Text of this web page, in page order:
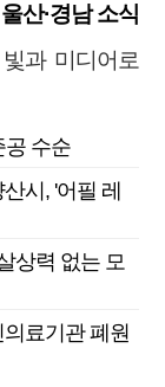
울산·경남 소식
과 미디어로
공 수순
시, '어필 레
상력 없는 모
료기관 폐원